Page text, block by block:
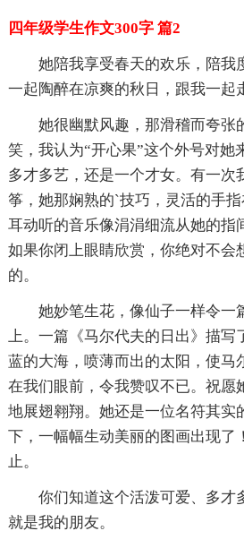
四年级学生作文300字 篇2
她陪我享受春天的欢乐，陪我
一起陶醉在凉爽的秋日，跟我一起
她很幽默风趣，那滑稽而夸张
笑，我认为“开心果”这个外号对她
多才多艺，还是一个才女。有一次
筝，她那娴熟的`技巧，灵活的手
耳动听的音乐像涓涓细流从她的指
如果你闭上眼睛欣赏，你绝对不会
的。
她妙笔生花，像仙子一样令一
上。一篇《马尔代夫的日出》描
蓝的大海，喷薄而出的太阳，使马
在我们眼前，令我赞叹不已。祝愿
地展翅翱翔。她还是一位名符其实
下，一幅幅生动美丽的图画出现了
止。
你们知道这个活泼可爱、多才
就是我的朋友。